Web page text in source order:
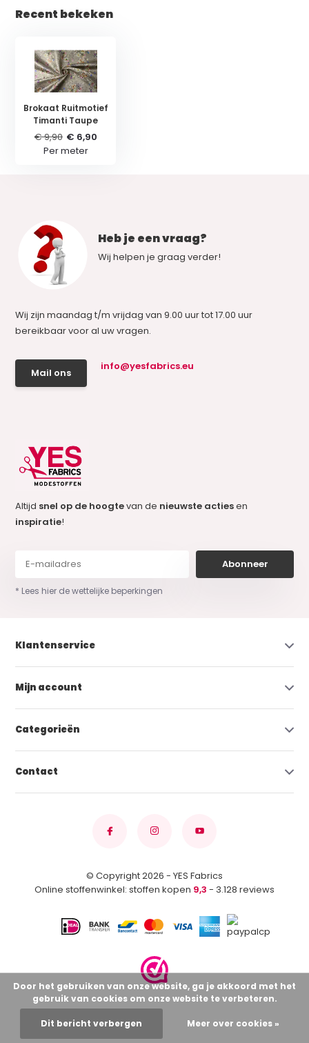
Recent bekeken
Brokaat Ruitmotief
Timanti Taupe
€ 9,90 € 6,90
Per meter
Heb je een vraag?
Wij helpen je graag verder!
Wij zijn maandag t/m vrijdag van 9.00 uur tot 17.00 uur
bereikbaar voor al uw vragen.
Mail ons
info@yesfabrics.eu
Altijd snel op de hoogtevan de nieuwste actiesen
inspiratie!
Abonneer
* Lees hier de wettelijke beperkingen
Klantenservice
Mijn account
Categorieën
Contact
© Copyright 2026 - YES Fabrics
Online stoffenwinkel: stoffen kopen 9,3 - 3.128 reviews
Door het gebruiken van onze website, ga je akkoord met het
gebruik van cookies om onze website te verbeteren.
Dit bericht verbergen Meer over cookies »